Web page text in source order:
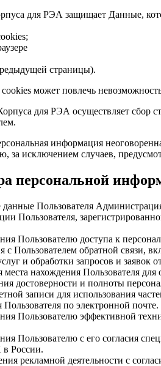
для РЭА защищает Данные,
страницы).
может повлечь
для РЭА осуществляет сбор
информация
за исключением случаев,
персональной
Пользователя
Пользователя,
Пользователю доступа к
с Пользователем обратной связи,
и обработки запросов и заявок
нахождения Пользователя
достоверности и полноты
записи для использования
по электронной почте.
Пользователю эффективной
Пользователю с его согласия
России.
рекламной деятельности с